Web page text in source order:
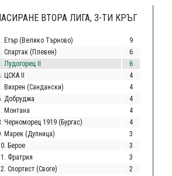
ВТОРА ЛИГА, 3-ТИ КРЪГ
Етър (Велико Търново)
9
Спартак (Плевен)
6
Лудогорец II
6
ЦСКА II
4
Вихрен (Сандански)
4
Добруджа
4
Монтана
4
Черноморец 1919 (Бургас)
4
Марек (Дупница)
3
Берое
3
Фратрия
3
Спортист (Своге)
2